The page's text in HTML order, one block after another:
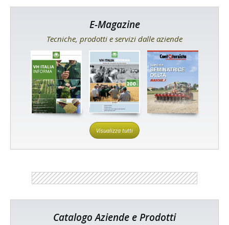
E-Magazine
Tecniche, prodotti e servizi dalle aziende
Visualizza tutti
Catalogo Aziende e Prodotti